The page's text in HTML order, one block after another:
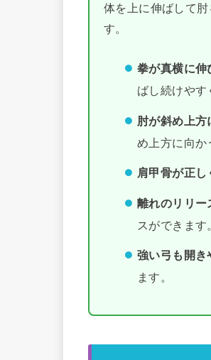
体を上に伸ばして
す。
拳が真横に伸
ばし続けやす
肘が斜め上
め上方に向か
肩甲骨が正し
離れのリリー
スができます
強い弓も開き
ます。